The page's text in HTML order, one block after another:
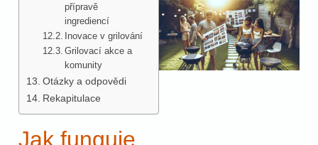
přípravě
ingrediencí
Inovace v grilování
Grilovací akce a
komunity
Otázky a odpovědi
Rekapitulace
Jak funguje